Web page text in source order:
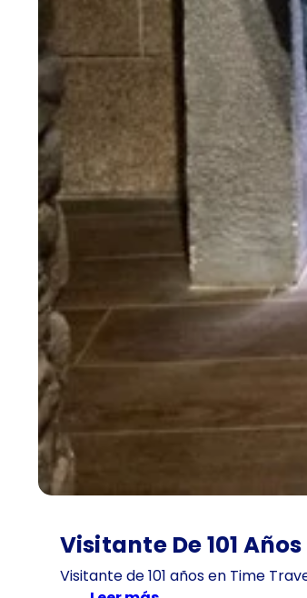
Visitante De 101
Visitante de 101 años en Time